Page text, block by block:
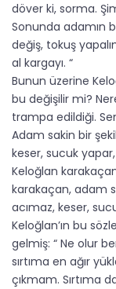
döver ki, sorma.
Sonunda adamın
değiş, tokuş
al kargayı. “
Bunun üzerine
bu değişilir mi?
trampa edildiği.
Adam sakin bir
keser, sucuk yapar,
Keloğlan
karakaçan, adam
acımaz, keser,
Keloğlan’ın bu
gelmiş: “ Ne olur
sırtıma en ağır
çıkmam. Sırtıma